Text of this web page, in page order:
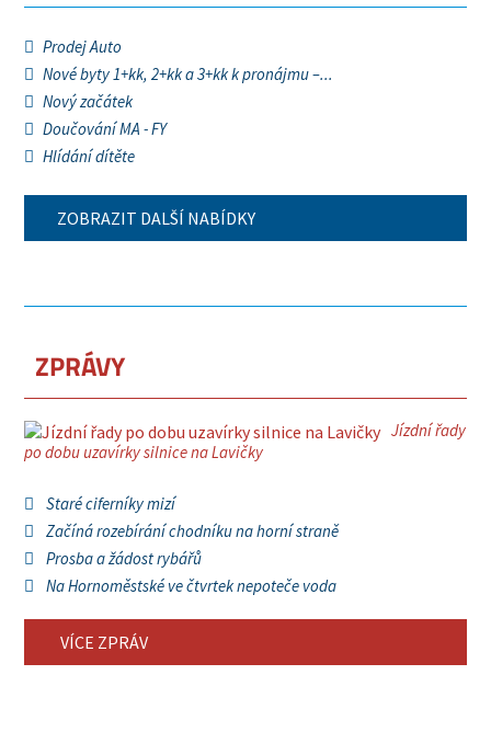
Prodej Auto
Nové byty 1+kk, 2+kk a 3+kk k pronájmu –...
Nový začátek
Doučování MA - FY
Hlídání dítěte
ZOBRAZIT DALŠÍ NABÍDKY
ZPRÁVY
Jízdní řady
po dobu uzavírky silnice na Lavičky
Staré ciferníky mizí
Začíná rozebírání chodníku na horní straně
Prosba a žádost rybářů
Na Hornoměstské ve čtvrtek nepoteče voda
VÍCE ZPRÁV